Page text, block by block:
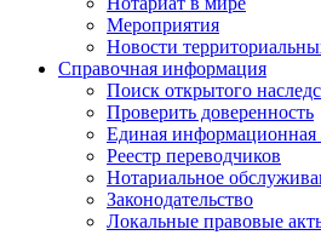
Мероприятия
Новости
Справочная информация
Поиск открытого
Проверить доверенность
Единая информационная
Реестр переводчиков
Нотариальное
Законодательство
Локальные правовые